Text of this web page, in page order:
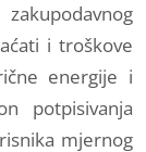
i troškove
energije i
potpisivanja
mjernog